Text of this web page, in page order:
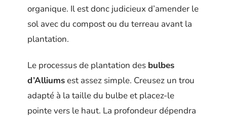
organique. Il est donc judicieux d’amender le
sol avec du compost ou du terreau avant la
plantation.
Le processus de plantation des bulbes
d’Alliumsest assez simple. Creusez un trou
adapté à la taille du bulbe et placez-le
pointe vers le haut. La profondeur dépendra